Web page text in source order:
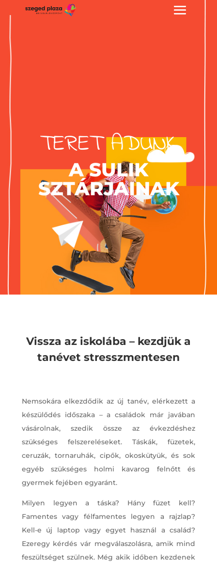
TERET ADUNK
A SULIK
SZTÁRJAINAK
Vissza az iskolába – kezdjük a
tanévet stresszmentesen
Nemsokára elkezdődik az új tanév, elérkezett a
készülődés időszaka – a családok már javában
vásárolnak, szedik össze az évkezdéshez
szükséges felszereléseket. Táskák, füzetek,
ceruzák, tornaruhák, cipők, okoskütyük, és sok
egyéb szükséges holmi kavarog felnőtt és
gyermek fejében egyaránt.
Milyen legyen a táska? Hány füzet kell?
Famentes vagy félfamentes legyen a rajzlap?
Kell-e új laptop vagy egyet használ a család?
Ezeregy kérdés vár megválaszolásra, amik mind
feszültséget szülnek. Még akik időben kezdenek